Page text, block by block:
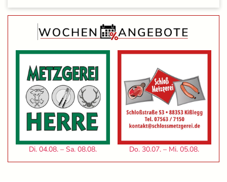
Di. 04.08. – Sa. 08.08. Do. 30.07. – Mi. 05.08.